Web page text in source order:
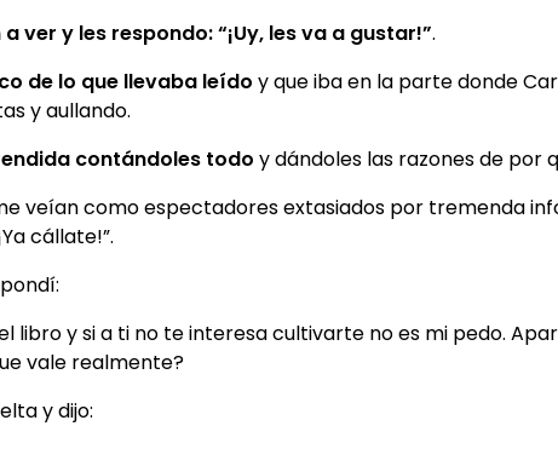
ver y les respondo: “¡Uy, les va a gustar!”.
de lo que llevaba leído y que iba en la parte donde
y aullando.
contándoles todo y dándoles las razones de por
veían como espectadores extasiados por tremenda
cállate!”.
libro y si a ti no te interesa cultivarte no es mi pedo.
vale realmente?
y dijo: